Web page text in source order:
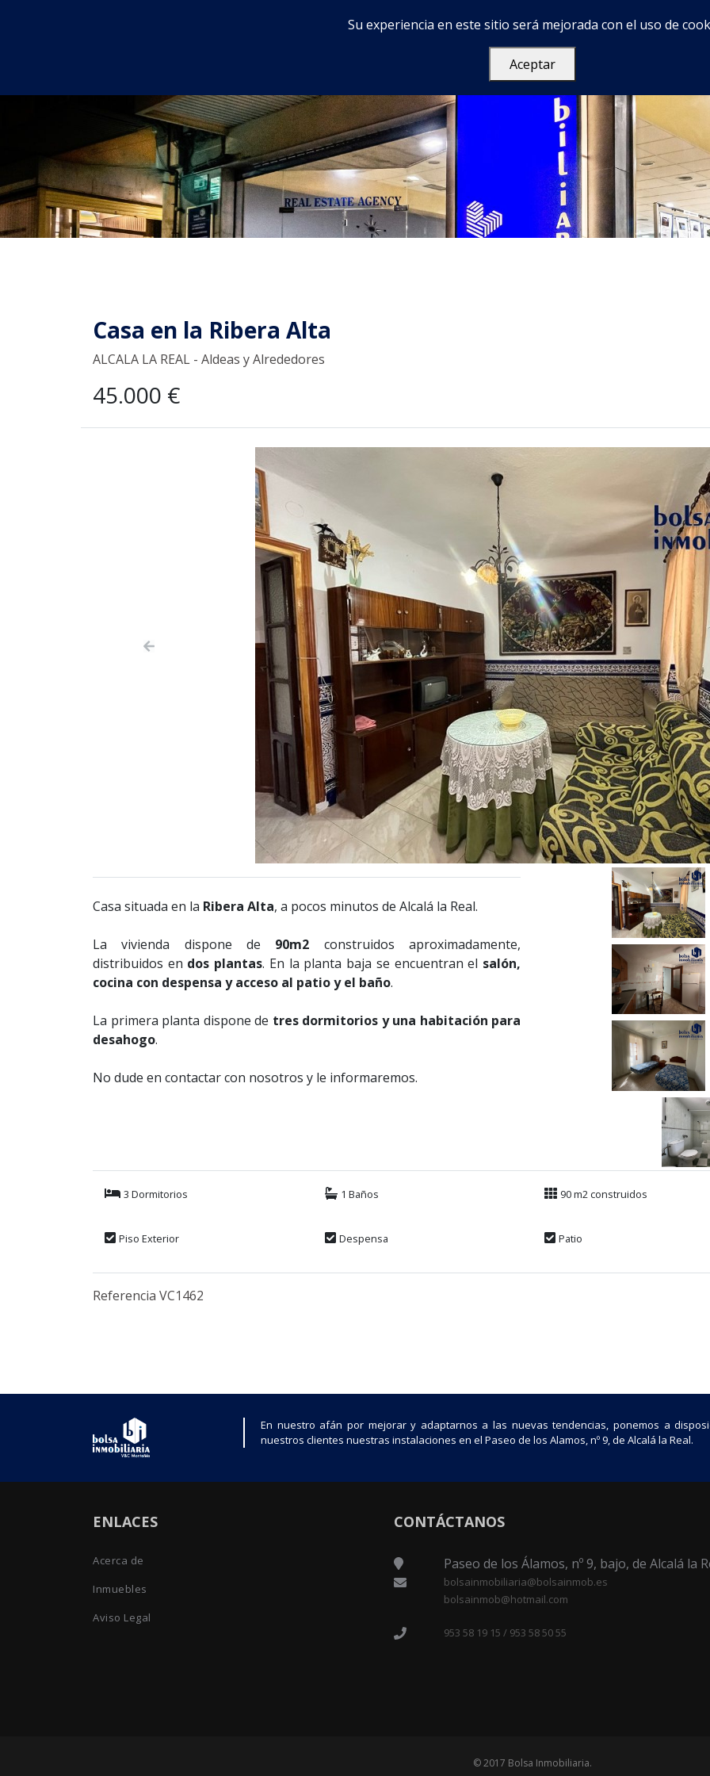
Casa en la Ribera Alta
ALCALA LA REAL - Aldeas y Alrededores
45.000 €
Previous
Casa situada en la Ribera Alta, a pocos minutos de Alcalá la Real.
La vivienda dispone de 90m2 construidos aproximadamente,
distribuidos en dos plantas. En la planta baja se encuentran el salón,
cocina con despensa y acceso al patio y el baño.
La primera planta dispone de tres dormitorios y una habitación para
desahogo.
No dude en contactar con nosotros y le informaremos.
3 Dormitorios 1 Baños 90 m2 construidos
Piso Exterior Despensa Patio
Referencia VC1462
En nuestro afán por mejorar y adaptarnos a las nuevas tendencias, ponemos a
nuestros clientes nuestras instalaciones en el Paseo de los Alamos, nº 9, de Alcalá la Real.
ENLACES
Acerca de
Inmuebles
Aviso Legal
CONTÁCTANOS
Paseo de los Álamos, nº 9, bajo, de Alcalá la
bolsainmobiliaria@bolsainmob.es
bolsainmob@hotmail.com
953 58 19 15 / 953 58 50 55
© 2017 Bolsa Inmobiliaria.
Su experiencia en este sitio será mejorada con el uso de
Aceptar